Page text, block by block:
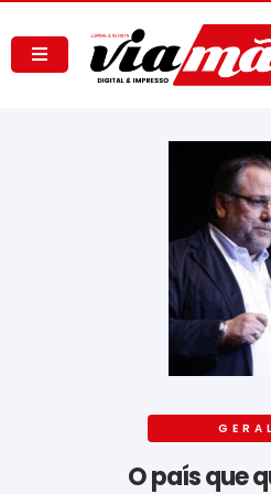
GERAL
O país que